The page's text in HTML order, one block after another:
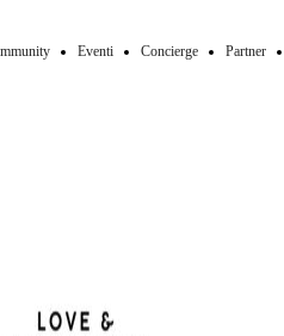
Eventi Concierge Partner